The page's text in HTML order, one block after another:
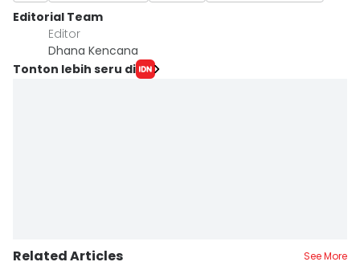
Editorial Team
Editor
Dhana Kencana
Tonton lebih seru di
Related Articles See More